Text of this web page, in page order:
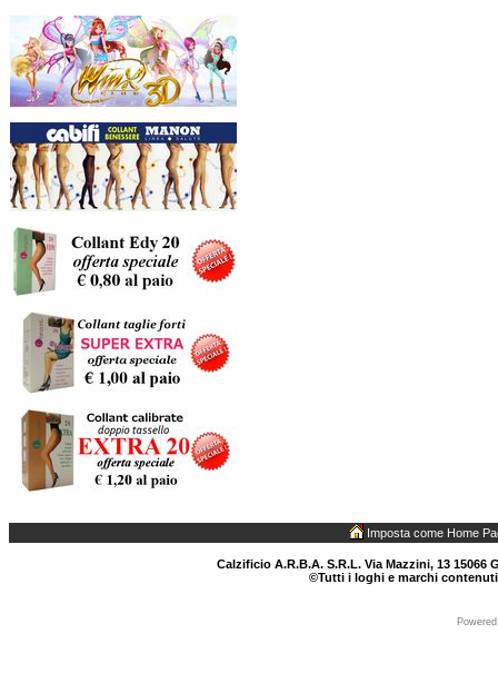
Imposta come Home
Calzificio A.R.B.A. S.R.L. Via Mazzini, 13 15066
©Tutti i loghi e marchi